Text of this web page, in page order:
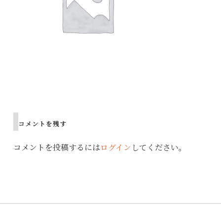
コメントを残す
コメントを投稿するにはログイン してください。